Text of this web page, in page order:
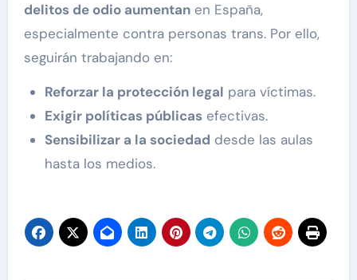
delitos de odio aumentanen España,
especialmente contra personas trans. Por ello,
seguirán trabajando en:
Reforzar la protección legal para víctimas.
Exigir políticas públicasefectivas.
Sensibilizar a la sociedad desde las aulas
hasta los medios.